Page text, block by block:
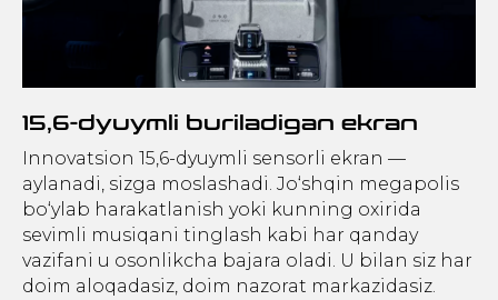
15,6-dyuymli buriladigan ekran
Innovatsion 15,6-dyuymli sensorli ekran —
aylanadi, sizga moslashadi. Jo‘shqin megapolis
bo‘ylab harakatlanish yoki kunning oxirida
sevimli musiqani tinglash kabi har qanday
vazifani u osonlikcha bajara oladi. U bilan siz har
doim aloqadasiz, doim nazorat markazidasiz.